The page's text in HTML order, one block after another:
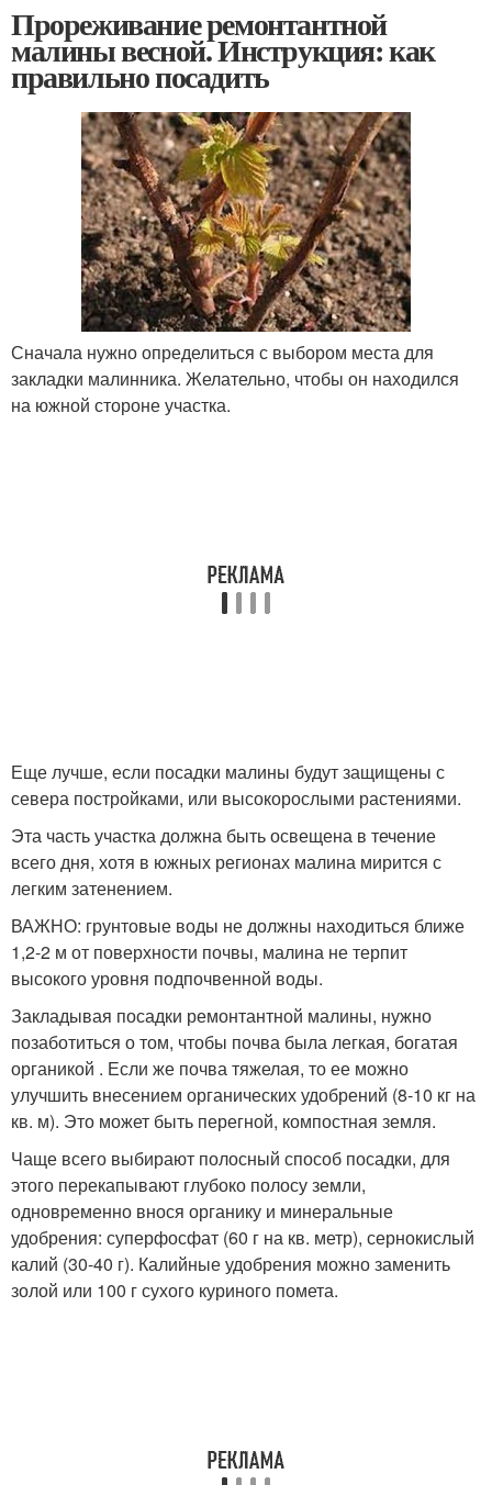
Прореживание ремонтантной
малины весной. Инструкция: как
правильно посадить
Сначала нужно определиться с выбором места для
закладки малинника. Желательно, чтобы он находился
на южной стороне участка.
Еще лучше, если посадки малины будут защищены с
севера постройками, или высокорослыми растениями.
Эта часть участка должна быть освещена в течение
всего дня, хотя в южных регионах малина мирится с
легким затенением.
ВАЖНО: грунтовые воды не должны находиться ближе
1,2-2 м от поверхности почвы, малина не терпит
высокого уровня подпочвенной воды.
Закладывая посадки ремонтантной малины, нужно
позаботиться о том, чтобы почва была легкая, богатая
органикой . Если же почва тяжелая, то ее можно
улучшить внесением органических удобрений (8-10 кг на
кв. м). Это может быть перегной, компостная земля.
Чаще всего выбирают полосный способ посадки, для
этого перекапывают глубоко полосу земли,
одновременно внося органику и минеральные
удобрения: суперфосфат (60 г на кв. метр), сернокислый
калий (30-40 г). Калийные удобрения можно заменить
золой или 100 г сухого куриного помета.